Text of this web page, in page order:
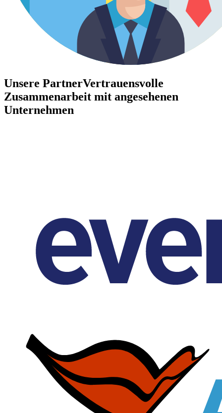
Unsere PartnerVertrauensvolle
Zusammenarbeit mit angesehenen
Unternehmen